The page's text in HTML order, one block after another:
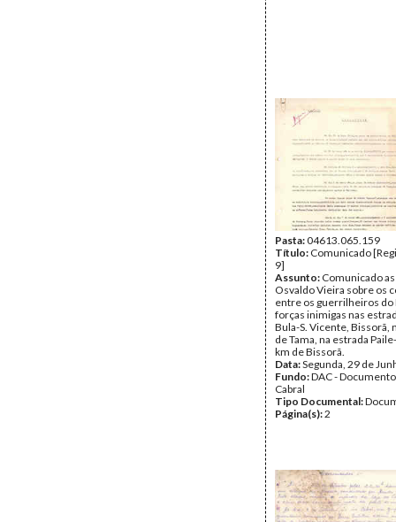
Pasta:04613.065.159
Título: Comunicado
9]
Assunto: Comunicado
Osvaldo Vieira sobre os
entre os guerrilheiros do
forças inimigas nas
Bula-S. Vicente, Bissorã,
de Tama, na estrada
km de Bissorã.
Data:Segunda, 29 de
Fundo:DAC -
Cabral
Tipo Documental:
Página(s):2